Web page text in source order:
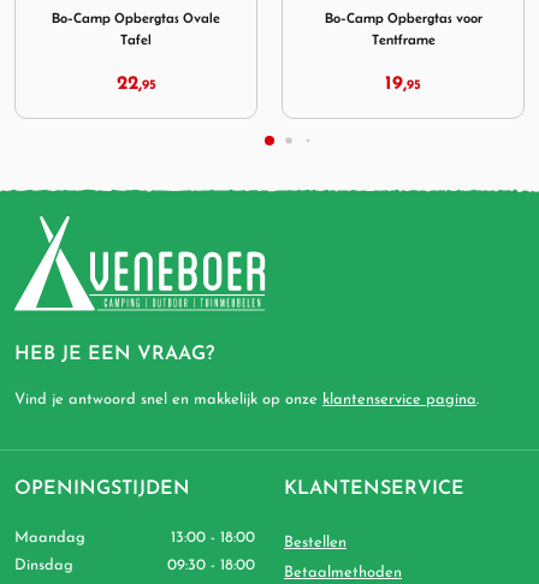
Bo-Camp Opbergtas voor
Tentframe
19,
Bo-Camp Haringzakje Small
6,
HEB JE EEN VRAAG?
Vind je antwoord snel en makkelijk op onze klantenservice pagina.
OPENINGSTIJDEN
Maandag
13:00 - 18:00
Dinsdag
09:30 - 18:00
KLANTENSERVICE
Bestellen
Betaalmethoden